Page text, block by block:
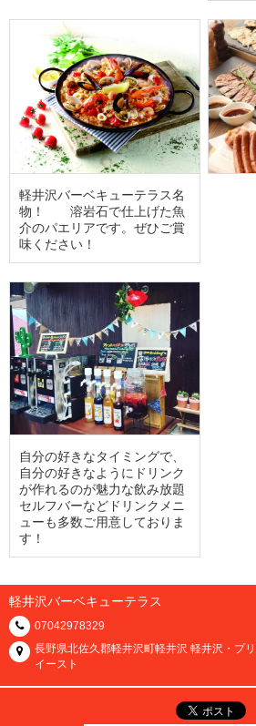
軽井沢バーベキューテラス名
物！ 溶岩石で仕上げた魚
介のパエリアです。ぜひご賞
味ください！
自分の好きなタイミングで、
自分の好きなようにドリンク
が作れるのが魅力な飲み放題
セルフバーなどドリンクメニ
ューも多数ご用意しておりま
す！
軽井沢バーベキューテラス
07042978329
長野県北佐久郡軽井沢町軽井沢 軽井沢・プ
イースト